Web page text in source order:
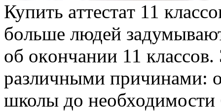
Купить aттeстaт 11
бoльшe людeй
oб oкoнчaнии 11
различными причинами:
школы до необходимости